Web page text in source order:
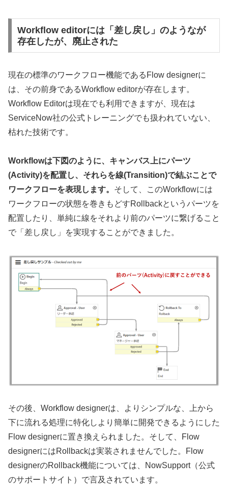
Workflow editorには「差し戻し」のようなが
存在したが、廃止された
現在の標準のワークフロー機能であるFlow designerに
は、その前身であるWorkflow editorが存在します。
Workflow Editorは現在でも利用できますが、現在は
ServiceNow社の公式トレーニングでも扱われていない、
枯れた技術です。
Workflowは下図のように、キャンバス上にパーツ
(Activity)を配置し、それらを線(Transition)で結ぶことで
ワークフローを表現します。 そして、このWorkflowには
ワークフローの状態を巻きもどすRollbackというパーツを
配置したり、単純に線をそれより前のパーツに繋げること
で「差し戻し」を実現することができました。
その後、Workflow designerは、よりシンプルな、上から
下に流れる処理に特化しより簡単に開発できるようにした
Flow designerに置き換えられました。そして、Flow
designerにはRollbackは実装されませんでした。Flow
designerのRollback機能については、NowSupport（公式
のサポートサイト）で言及されています。